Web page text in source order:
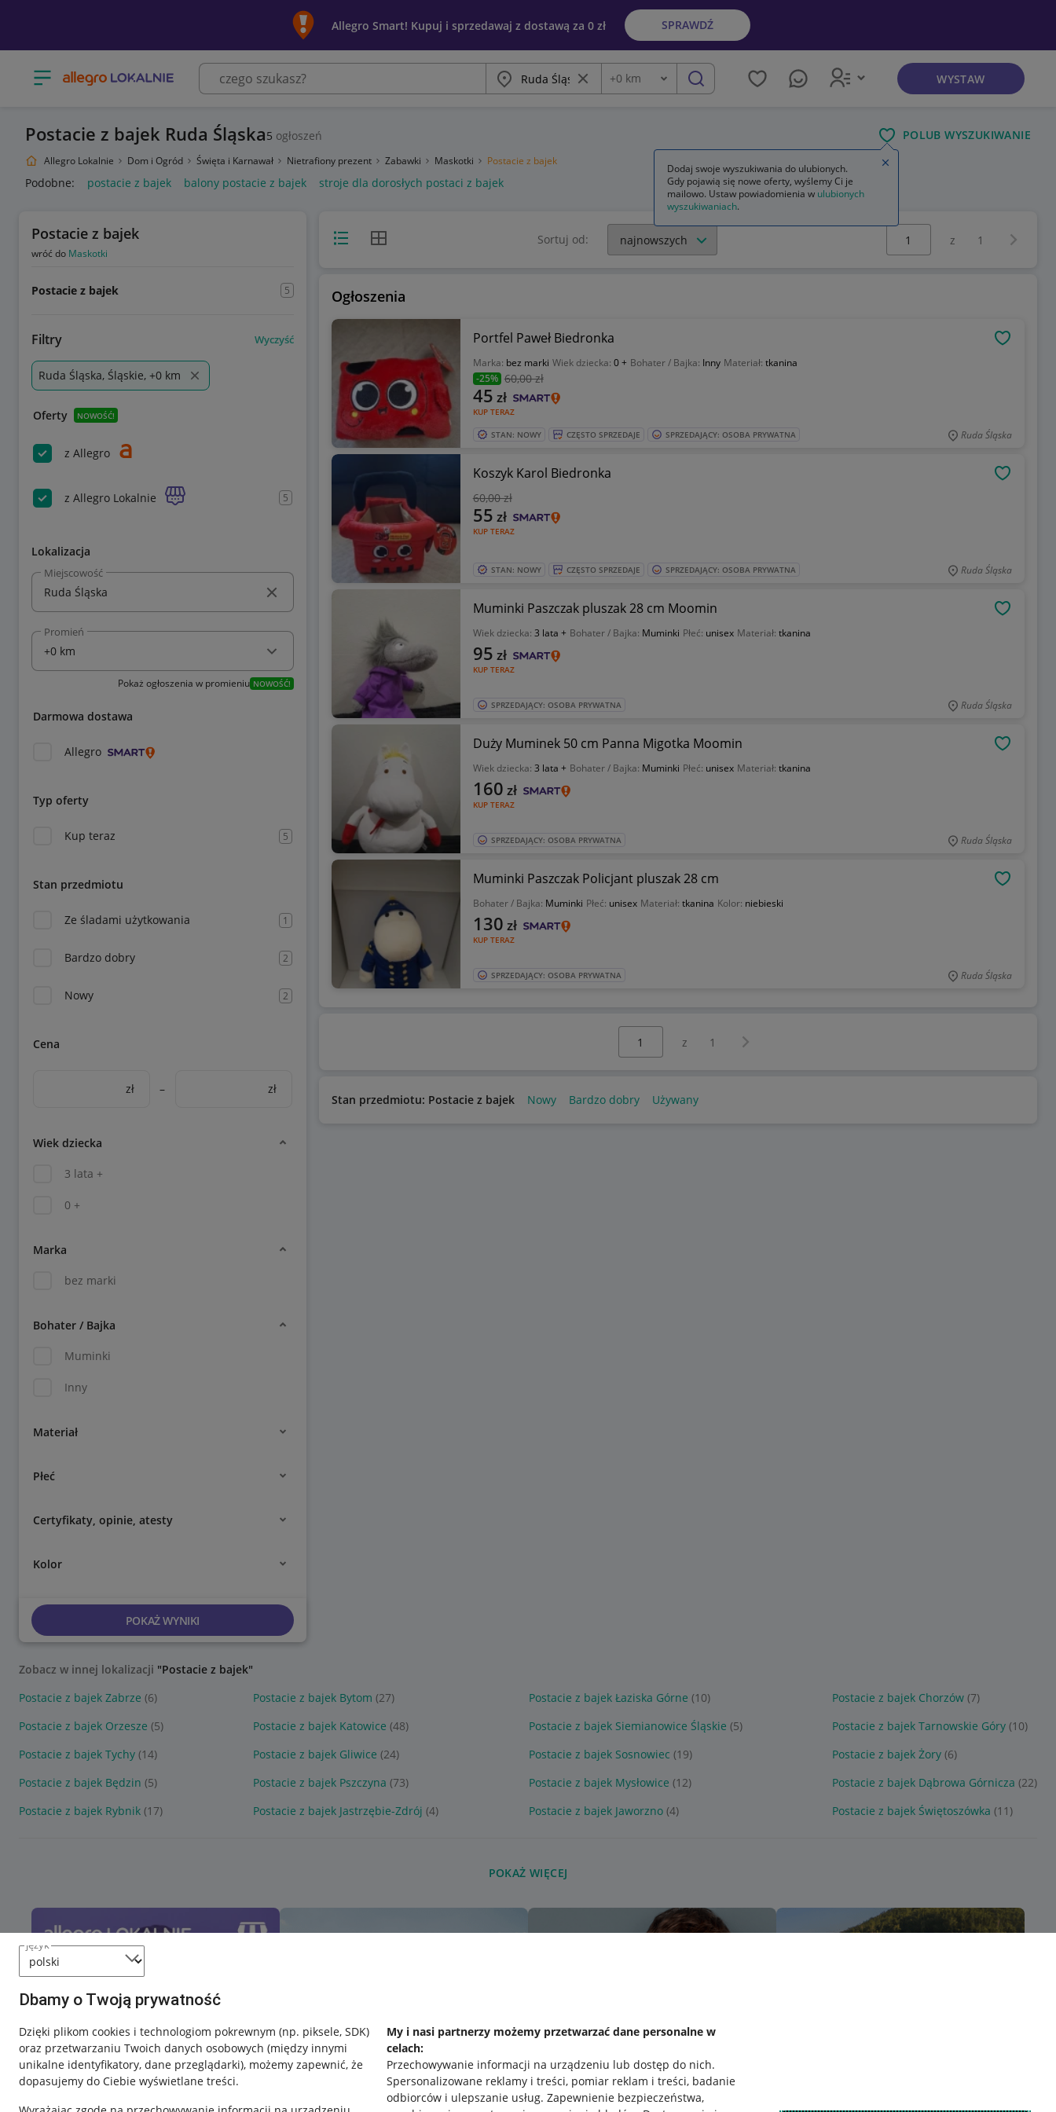
język
Dbamy o Twoją prywatność
Dzięki plikom cookies i technologiom pokrewnym (np. piksele, SDK)
oraz przetwarzaniu Twoich danych osobowych (między innymi
unikalne identyfikatory, dane przeglądarki), możemy zapewnić, że
dopasujemy do Ciebie wyświetlane treści.
My i nasi partnerzy możemy przetwarzać dane personalne w
celach:
Przechowywanie informacji na urządzeniu lub dostęp do nich.
Spersonalizowane reklamy i treści, pomiar reklam i treści, badanie
odbiorców i ulepszanie usług. Zapewnienie bezpieczeństwa,
Allegro Smart! Kupuj i sprzedawaj z dostawą za 0 zł SPRAWDŹ
Otwórz menu z kategoriami Miasto Wyczyść frazę
Odległość
+0 km szukaj WYSTAW
Postacie z bajek Ruda Śląska5 ogłoszeń POLUB WYSZUKIWANIE
Allegro Lokalnie Dom i Ogród Święta i Karnawał Nietrafiony prezent Zabawki Maskotki Postacie z bajek
Podobne: postacie z bajek balony postacie z bajek stroje dla dorosłych postaci z bajek
Postacie z bajek
wróć do Maskotki
Postacie z bajek 5
Filtry Wyczyść
Ruda Śląska, Śląskie, +0 km
Oferty NOWOŚĆ!
z Allegro
z Allegro Lokalnie 5
Lokalizacja
Miejscowość
Promień
Pokaż ogłoszenia w promieniu NOWOŚĆ!
Darmowa dostawa
Allegro
Typ oferty
Kup teraz 5
Stan przedmiotu
Ze śladami użytkowania 1
Bardzo dobry 2
Nowy 2
Cena
zł – zł
Wiek dziecka
3 lata +
0 +
Marka
bez marki
Bohater / Bajka
Muminki
Inny
Materiał
Płeć
Certyfikaty, opinie, atesty
Kolor
POKAŻ WYNIKI
Widok listyWidok siatki Sortuj od:
Wybierz stronę:
z 1
Ogłoszenia
Portfel Paweł Biedronka
Marka: bez marki Wiek dziecka: 0 + Bohater / Bajka: Inny Materiał: tkanina
-25% 60,00 zł
KUP TERAZ
45 zł
STAN: NOWY CZĘSTO SPRZEDAJE SPRZEDAJĄCY: OSOBA PRYWATNA Ruda Śląska
Koszyk Karol Biedronka
60,00 zł
KUP TERAZ
55 zł
STAN: NOWY CZĘSTO SPRZEDAJE SPRZEDAJĄCY: OSOBA PRYWATNA Ruda Śląska
Muminki Paszczak pluszak 28 cm Moomin
Wiek dziecka: 3 lata + Bohater / Bajka: Muminki Płeć: unisex Materiał: tkanina
KUP TERAZ
95 zł
SPRZEDAJĄCY: OSOBA PRYWATNA Ruda Śląska
Duży Muminek 50 cm Panna Migotka Moomin
Wiek dziecka: 3 lata + Bohater / Bajka: Muminki Płeć: unisex Materiał: tkanina
KUP TERAZ
160 zł
SPRZEDAJĄCY: OSOBA PRYWATNA Ruda Śląska
Muminki Paszczak Policjant pluszak 28 cm
Bohater / Bajka: Muminki Płeć: unisex Materiał: tkanina Kolor: niebieski
KUP TERAZ
130 zł
SPRZEDAJĄCY: OSOBA PRYWATNA Ruda Śląska
z 1 Następna strona
Stan przedmiotu: Postacie z bajek Nowy Bardzo dobry Używany
Zobacz w innej lokalizacji "Postacie z bajek"
Postacie z bajek Zabrze (6) Postacie z bajek Bytom (27) Postacie z bajek Łaziska Górne (10) Postacie z bajek Chorzów (7)
Postacie z bajek Orzesze (5) Postacie z bajek Katowice (48) Postacie z bajek Siemianowice Śląskie (5) Postacie z bajek Tarnowskie Góry (10)
Postacie z bajek Tychy (14) Postacie z bajek Gliwice (24) Postacie z bajek Sosnowiec (19) Postacie z bajek Żory (6)
Postacie z bajek Będzin (5) Postacie z bajek Pszczyna (73) Postacie z bajek Mysłowice (12) Postacie z bajek Dąbrowa Górnicza (22)
Postacie z bajek Rybnik (17) Postacie z bajek Jastrzębie-Zdrój (4) Postacie z bajek Jaworzno (4) Postacie z bajek Świętoszówka (11)
POKAŻ WIĘCEJ
Dodaj swoje wyszukiwania do ulubionych.
Gdy pojawią się nowe oferty, wyślemy Ci je
mailowo. Ustaw powiadomienia w ulubionych
wyszukiwaniach.
Zamknij wskazówkę